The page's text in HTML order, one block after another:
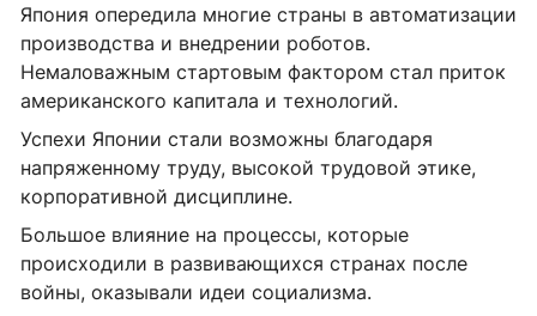
Япония опередила многие страны в автоматизации
производства и внедрении роботов.
Немаловажным стартовым фактором стал приток
американского капитала и технологий.
Успехи Японии стали возможны благодаря
напряженному труду, высокой трудовой этике,
корпоративной дисциплине.
Большое влияние на процессы, которые
происходили в развивающихся странах после
войны, оказывали идеи социализма.